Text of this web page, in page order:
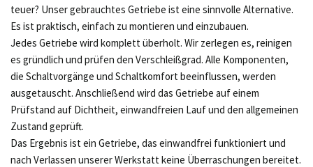
teuer? Unser gebrauchtes Getriebe ist eine sinnvolle Alternative.
Es ist praktisch, einfach zu montieren und einzubauen.
Jedes Getriebe wird komplett überholt. Wir zerlegen es, reinigen
es gründlich und prüfen den Verschleißgrad. Alle Komponenten,
die Schaltvorgänge und Schaltkomfort beeinflussen, werden
ausgetauscht. Anschließend wird das Getriebe auf einem
Prüfstand auf Dichtheit, einwandfreien Lauf und den allgemeinen
Zustand geprüft.
Das Ergebnis ist ein Getriebe, das einwandfrei funktioniert und
nach Verlassen unserer Werkstatt keine Überraschungen bereitet.